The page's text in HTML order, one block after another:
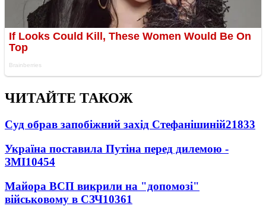
ЧИТАЙТЕ ТАКОЖ
Суд обрав запобіжний захід Стефанішиній21833
Україна поставила Путіна перед дилемою -
ЗМІ10454
Майора ВСП викрили на "допомозі"
військовому в СЗЧ10361